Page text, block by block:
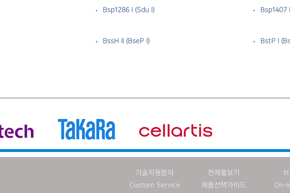
Bsp1286 I （Sdu I） Bsp1407 I
BssH II （BseP I） BstP I （
기술지원문의
Custom Service
전제품보기
제품선택가이드
On-